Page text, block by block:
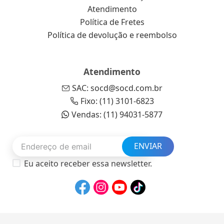
Atendimento
Política de Fretes
Política de devolução e reembolso
Atendimento
SAC: socd@socd.com.br
Fixo: (11) 3101-6823
Vendas: (11) 94031-5877
ENVIAR
Eu aceito receber essa newsletter.